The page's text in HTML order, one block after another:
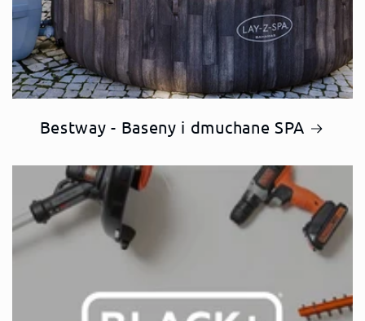
Bestway - Baseny i dmuchane SPA